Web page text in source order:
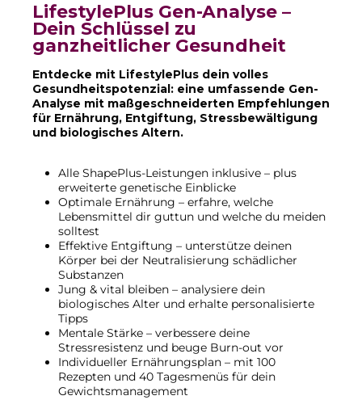
LifestylePlus Gen-Analyse –
Dein Schlüssel zu
ganzheitlicher Gesundheit
Entdecke mit LifestylePlus dein volles
Gesundheitspotenzial: eine umfassende Gen-
Analyse mit maßgeschneiderten Empfehlungen
für Ernährung, Entgiftung, Stressbewältigung
und biologisches Altern.
Alle ShapePlus-Leistungen inklusive – plus
erweiterte genetische Einblicke
Optimale Ernährung – erfahre, welche
Lebensmittel dir guttun und welche du meiden
solltest
Effektive Entgiftung – unterstütze deinen
Körper bei der Neutralisierung schädlicher
Substanzen
Jung & vital bleiben – analysiere dein
biologisches Alter und erhalte personalisierte
Tipps
Mentale Stärke – verbessere deine
Stressresistenz und beuge Burn-out vor
Individueller Ernährungsplan – mit 100
Rezepten und 40 Tagesmenüs für dein
Gewichtsmanagement